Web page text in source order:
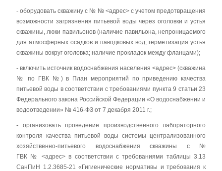
- оборудовать скважину с № № <адрес> с учетом предотвращения
возможности загрязнения питьевой воды через оголовки и устья
скважины, люки павильонов (наличие павильона, непроницаемого
для атмосферных осадков и паводковых вод; герметизация устья
скважины вокруг оголовка; наличие прокладок между фланцами);
- включить источник водоснабжения населения <адрес> (скважина
№ по ГВК №) в План мероприятий по приведению качества
питьевой воды в соответствии с требованиями пункта 9 статьи 23
Федерального закона Российской Федерации «О водоснабжении и
водоотведении» № 416-ФЗ от 7 декабря 2011 г.;
- организовать проведение производственного лабораторного
контроля качества питьевой воды системы централизованного
хозяйственно-питьевого водоснабжения скважины с №
ГВК № <адрес> в соответствии с требованиями таблицы 3.13
СанПиН 1.2.3685-21 «Гигиенические нормативы и требования к